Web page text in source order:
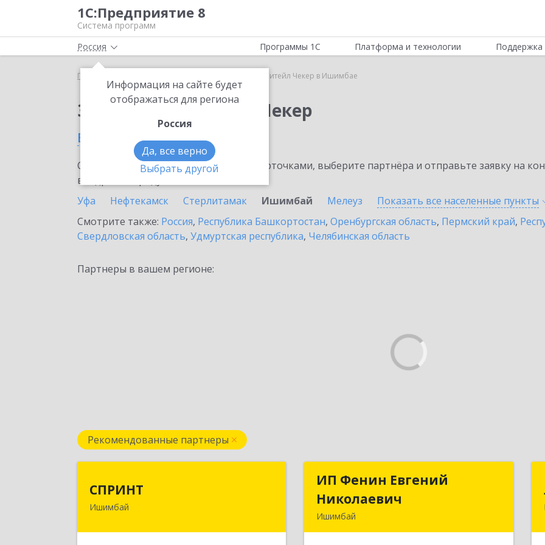
1С:Предприятие 8
Система программ
Россия
Информация на сайте будет
отображаться для региона
Россия
Да, все верно
Выбрать другой
Программы 1С Платформа и технологии Поддержка
Главная 1C-Ритейл Чекер в Ишимбае
Заказать 1C-Ритейл Чекер
в Ишимбае
Ознакомьтесь с информационными карточками, выберите партнёра и отправьте заявку на
внедрение продукта.
Уфа
Нефтекамск Стерлитамак Ишимбай Мелеуз Показать все населенные пункты
Смотрите также: Россия, Республика Башкортостан, Оренбургская область, Пермский край,
Свердловская область, Удмуртская республика, Челябинская область
Партнеры в вашем регионе:
Рекомендованные партнеры
СПРИНТ
Ишимбай
ИП Фенин Евгений
Николаевич
Ишимбай
ИП Фенин Евгений